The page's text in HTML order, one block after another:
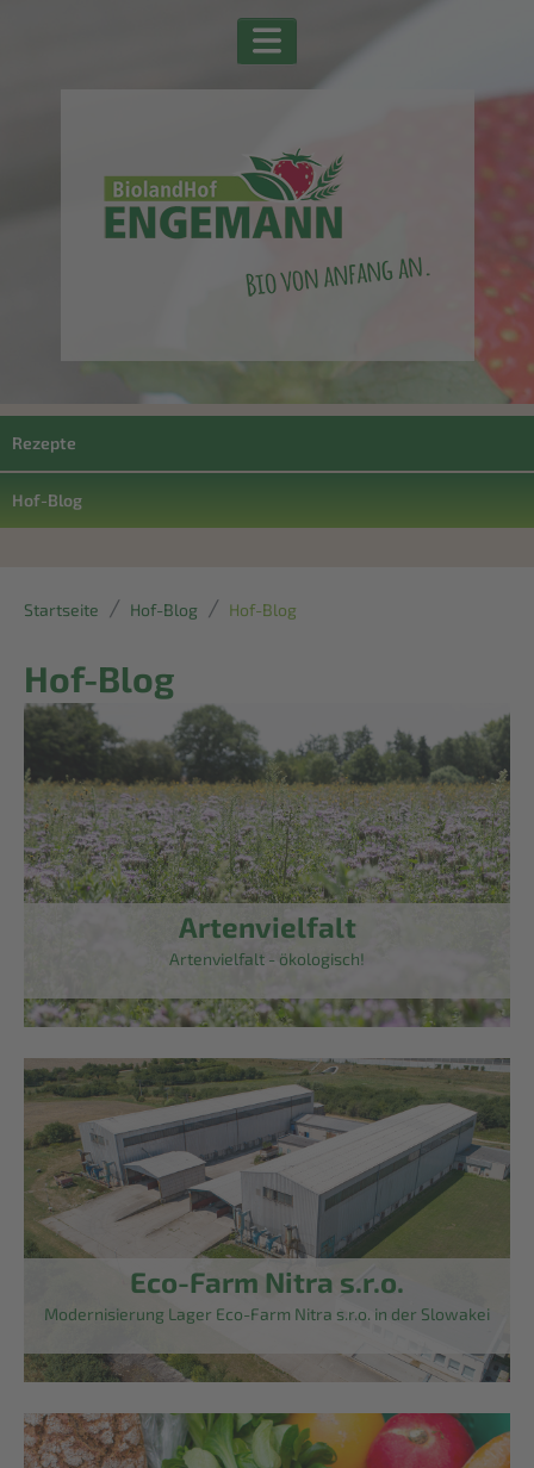
Rezepte
Hof-Blog
Startseite Hof-Blog Hof-Blog
Hof-Blog
Artenvielfalt
Artenvielfalt - ökologisch!
Eco-Farm Nitra s.r.o.
Modernisierung Lager Eco-Farm Nitra s.r.o. in der Slowakei